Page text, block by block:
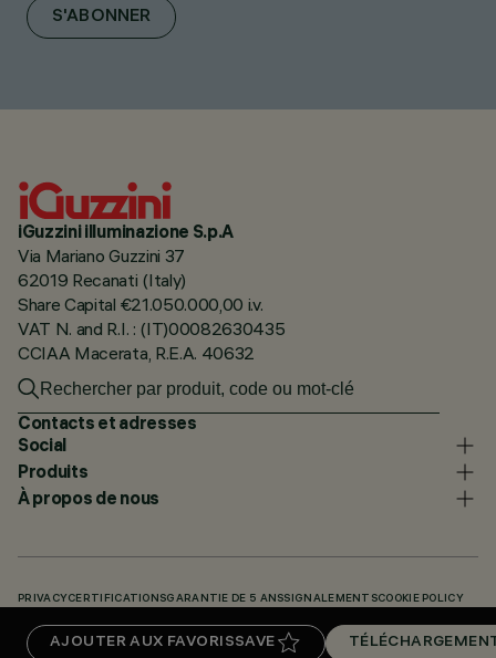
AJOUTER AUX FAVORISSAVE
S'ABONNER
iGuzzini illuminazione S.p.A
Via Mariano Guzzini 37
62019 Recanati (Italy)
Share Capital €21.050.000,00 i.v.
VAT N. and R.I. : (IT)00082630435
CCIAA Macerata, R.E.A. 40632
Contacts et adresses
Social
Produits
À propos de nous
PRIVACY CERTIFICATIONSGARANTIE DE 5 ANSSIGNALEMENTSCOOKIE POLICY
TÉLÉCHARGEMENTS